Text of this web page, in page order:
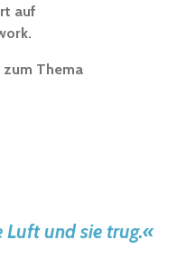
auf
Thema
Luft und sie trug.«